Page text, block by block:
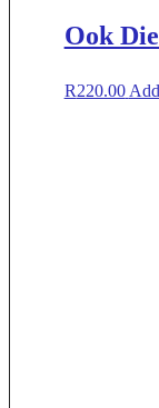
Ook
R220.00